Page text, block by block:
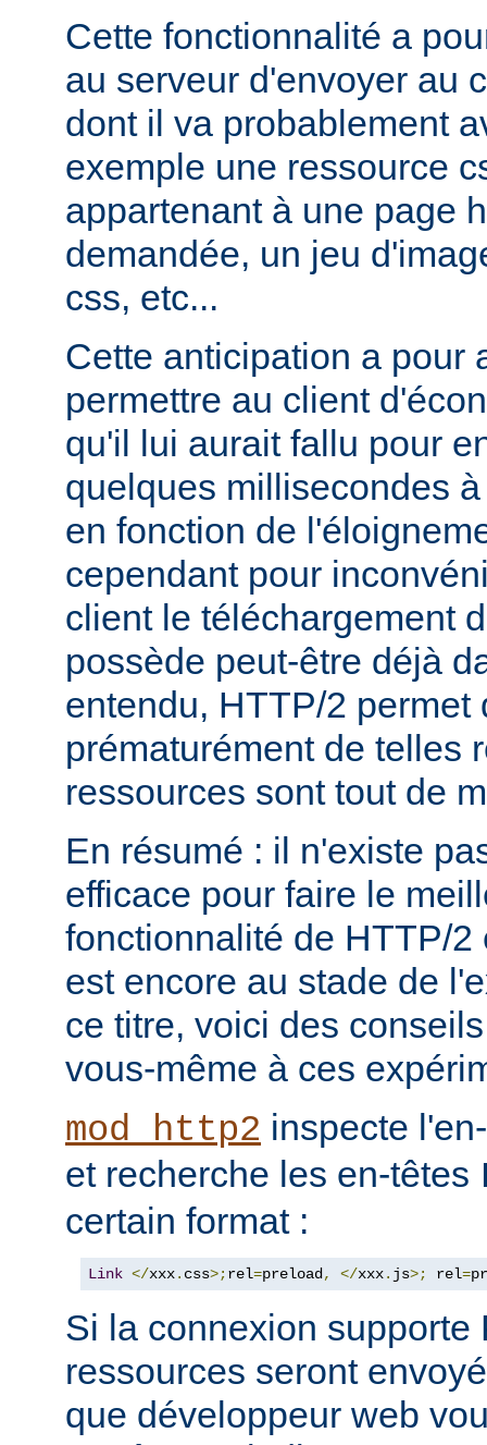
Cette fonctionnalité a
au serveur d'envoyer au
dont il va probablement
exemple une ressource
appartenant à une page
demandée, un jeu
css, etc...
Cette anticipation a pour
permettre au client
qu'il lui aurait fallu pour
quelques millisecondes
en fonction de
cependant pour
client le téléchargement
possède peut-être déjà
entendu, HTTP/2 permet
prématurément de telles
ressources sont tout de
En résumé : il n'existe
efficace pour faire le
fonctionnalité de HTTP/2
est encore au stade de
ce titre, voici des
vous-même à ces
mod_http2 inspecte
et recherche les en-têtes
certain format :
Link </xxx. css>;rel=preload, </xxx. js>; rel=
Si la connexion supporte
ressources seront
que développeur web